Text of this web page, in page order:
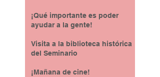
¡Qué importante es poder
ayudar a la gente!
Visita a la biblioteca histórica
del Seminario
¡Mañana de cine!